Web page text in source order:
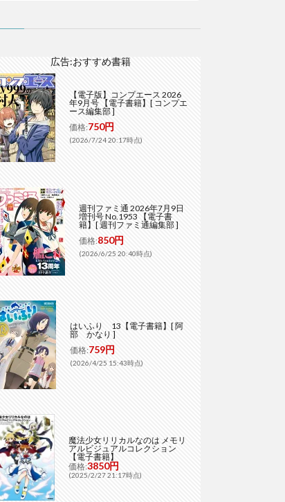
広告:おすすめ書籍
【電子版】コンプエース 2026
年9月号 【電子書籍】[ コンプエ
ース編集部 ]
価格:750円
(2026/7/24 20:17時点)
週刊ファミ通 2026年7月9日
増刊号 No.1953 【電子書
籍】[ 週刊ファミ通編集部 ]
価格:850円
(2026/6/25 20:40時点)
はいふり 13【電子書籍】[ 阿
部 かなり ]
価格:759円
(2026/4/25 15:43時点)
魔法少女リリカルなのは メモリ
アルビジュアルコレクション
【電子書籍】
価格:3850円
(2025/2/27 21:17時点)